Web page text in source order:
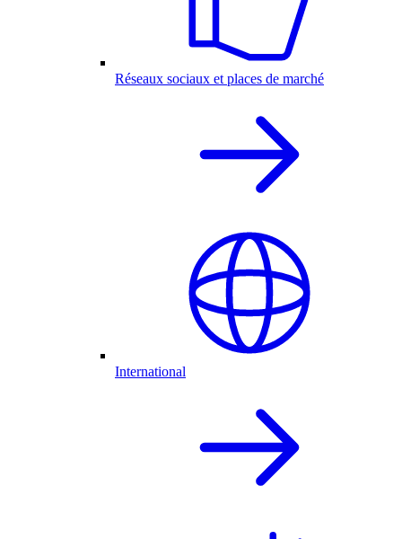
Réseaux sociaux et places de marché
International